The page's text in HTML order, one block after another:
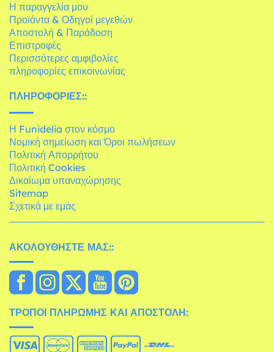
Η παραγγελία μου
Προϊόντα & Οδηγοί μεγεθών
Αποστολή & Παράδοση
Επιστροφές
Περισσότερες αμφιβολίες
πληροφορίες επικοινωνίας
ΠΛΗΡΟΦΟΡΊΕΣ::
Η Funidelia στον κόσμο
Νομική σημείωση και Όροι πωλήσεων
Πολιτική Απορρήτου
Πολιτική Cookies
Δικαίωμα υπαναχώρησης
Sitemap
Σχετικά με εμάς
ΑΚΟΛΟΥΘΉΣΤΕ ΜΑΣ::
ΤΡΌΠΟΙ ΠΛΗΡΩΜΉΣ ΚΑΙ ΑΠΟΣΤΟΛΉ: